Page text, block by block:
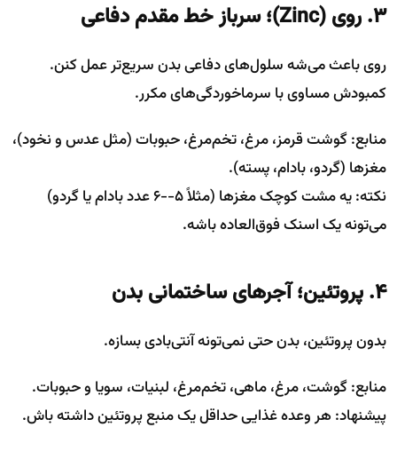
۳. روی (Zinc)؛ سرباز خط مقدم دفاعی
روی باعث می‌شه سلول‌های دفاعی بدن سریع‌تر عمل کنن.
کمبودش مساوی با سرماخوردگی‌های مکرر.
منابع: گوشت قرمز، مرغ، تخم‌مرغ، حبوبات (مثل عدس و نخود)،
مغزها (گردو، بادام، پسته).
نکته: یه مشت کوچک مغزها (مثلاً ۵--۶ عدد بادام یا گردو)
می‌تونه یک اسنک فوق‌العاده باشه.
۴. پروتئین؛ آجرهای ساختمانی بدن
بدون پروتئین، بدن حتی نمی‌تونه آنتی‌بادی بسازه.
منابع: گوشت، مرغ، ماهی، تخم‌مرغ، لبنیات، سویا و حبوبات.
پیشنهاد: هر وعده غذایی حداقل یک منبع پروتئین داشته باش.